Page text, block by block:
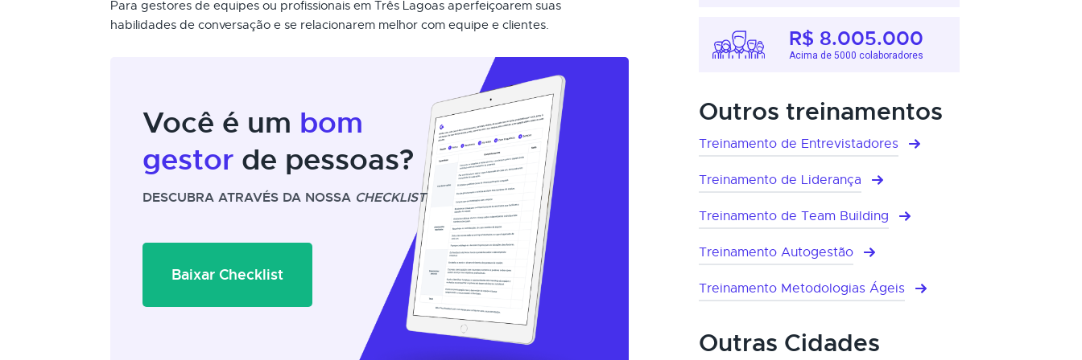
Para gestores de equipes ou profissionais em Três Lagoas aperfeiçoarem suas
habilidades de conversação e se relacionarem melhor com equipe e clientes.
Você é um bom
gestor de pessoas?
DESCUBRA ATRAVÉS DA NOSSA CHECKLIST
Baixar Checklist
R$ 8.005.000
Acima de 5000 colaboradores
Outros treinamentos
Treinamento de Entrevistadores
Treinamento de Liderança
Treinamento de Team Building
Treinamento Autogestão
Treinamento Metodologias Ágeis
Outras Cidades